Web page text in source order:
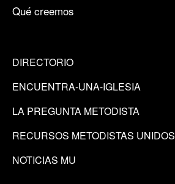
Qué creemos
DIRECTORIO
ENCUENTRA-UNA-IGLESIA
LA PREGUNTA METODISTA
RECURSOS METODISTAS UNIDOS
NOTICIAS MU